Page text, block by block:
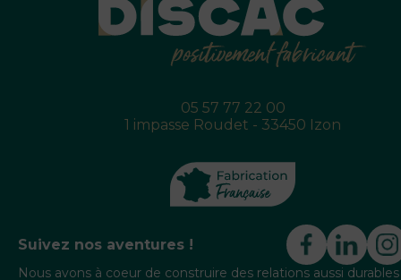
05 57 77 22 00
1 impasse Roudet - 33450 Izon
Suivez nos aventures !
Nous avons à coeur de construire des relations aussi